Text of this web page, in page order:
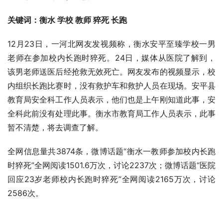
关键词：衡水 学校 教师 猝死 长跑
12月23日，一河北网友发视频称，衡水安平至臻学校一男
老师在参加校内长跑时猝死。24日，媒体从医院了解到，
该男老师送医后经抢救无效死亡。网友发布的视频显示，校
内组织长跑比赛时，没有救护车和救护人员在现场。安平县
教育局安全科工作人员表示，他们也是上午刚知道此事，安
全科此前没有处理此事。衡水市教育局工作人员表示，此事
暂不清楚，将去调查了解。
全网信息量共3874条，微博话题“衡水一教师参加校内长跑
时猝死”全网阅读1501.6万次，讨论2237次；微博话题“医院
回应23岁老师校内长跑时猝死”全网阅读2165万次，讨论
2586次。